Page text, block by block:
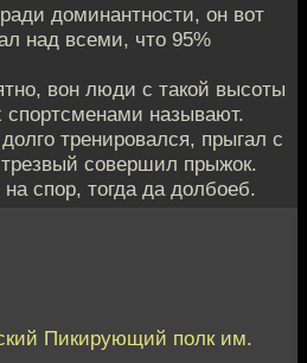
доминантности, он вот
над всеми, что 95%
вон люди с такой высоты
спортсменами называют.
тренировался, прыгал с
совершил прыжок.
спор, тогда да долбоеб.
Пикирующий полк им.